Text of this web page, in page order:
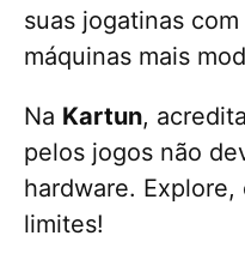
suas jogatinas
máquinas mais
Na Kartun,
pelos jogos não
hardware.
limites!